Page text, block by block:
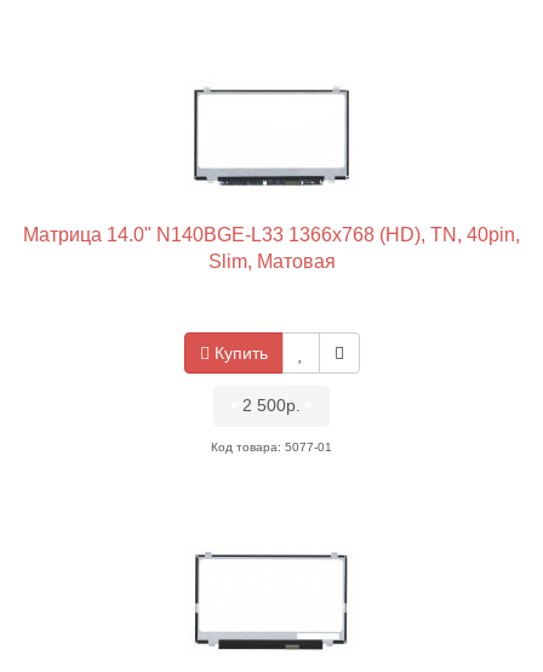
Матрица 14.0" N140BGE-L33 1366x768 (HD), TN, 40pin,
Slim, Матовая
Купить
2 500р.
Код товара: 5077-01